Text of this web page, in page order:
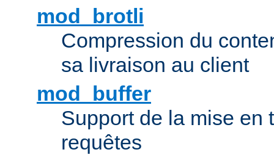
mod_brotli
Compression du
sa livraison au client
mod_buffer
Support de la mise en
requêtes